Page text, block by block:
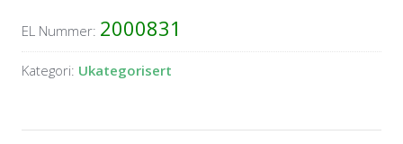
EL Nummer: 2000831
Kategori: Ukategorisert